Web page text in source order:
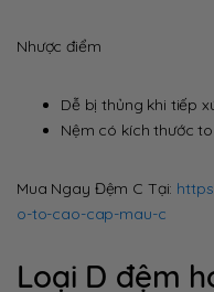
Nhược điểm
Dễ bị thủng khi tiếp
Nệm có kích thước
Mua Ngay Đệm C Tại:
o-to-cao-cap-mau-c
Loại D đệm